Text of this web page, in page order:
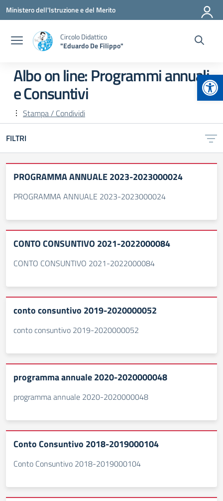
Vai ai contenuti
Vai al menu di navigazione
Vai al footer
Ministero dell'Istruzione e del Merito
Circolo Didattico
"Eduardo De Filippo"
Albo on line:Programmi annuali
e Consuntivi
Stampa / Condividi
FILTRI
PROGRAMMA ANNUALE 2023-2023000024
PROGRAMMA ANNUALE 2023-2023000024
CONTO CONSUNTIVO 2021-2022000084
CONTO CONSUNTIVO 2021-2022000084
conto consuntivo 2019-2020000052
conto consuntivo 2019-2020000052
programma annuale 2020-2020000048
programma annuale 2020-2020000048
Conto Consuntivo 2018-2019000104
Conto Consuntivo 2018-2019000104